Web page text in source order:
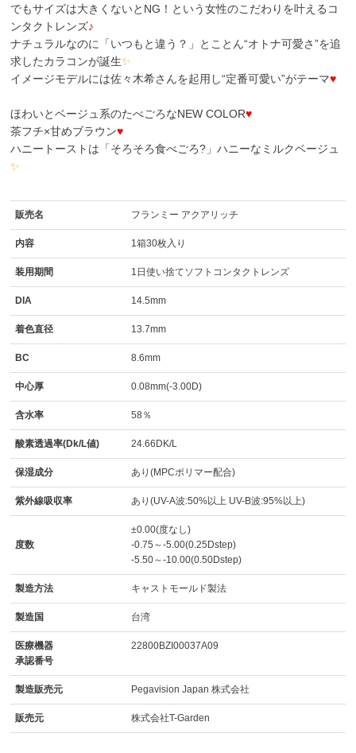
でもサイズは大きくないとNG！という女性のこだわりを叶えるコ
ンタクトレンズ♪
ナチュラルなのに「いつもと違う？」とことん“オトナ可愛さ”を追
求したカラコンが誕生✨
イメージモデルには佐々木希さんを起用し“定番可愛い”がテーマ♥
ほわいとベージュ系のたべごろなNEW COLOR♥
茶フチ×甘めブラウン♥
ハニートーストは「そろそろ食べごろ?」ハニーなミルクベージュ
✨
販売名 フランミー アクアリッチ
内容 1箱30枚入り
装用期間 1日使い捨てソフトコンタクトレンズ
DIA 14.5mm
着色直径 13.7mm
BC 8.6mm
中心厚 0.08mm(-3.00D)
含水率 58％
酸素透過率(Dk/L値) 24.66DK/L
保湿成分 あり(MPCポリマー配合)
紫外線吸収率 あり(UV-A波:50%以上 UV-B波:95%以上)
度数
±0.00(度なし)
-0.75～-5.00(0.25Dstep)
-5.50～-10.00(0.50Dstep)
製造方法 キャストモールド製法
製造国 台湾
医療機器
承認番号
22800BZI00037A09
製造販売元 Pegavision Japan 株式会社
販売元 株式会社T-Garden